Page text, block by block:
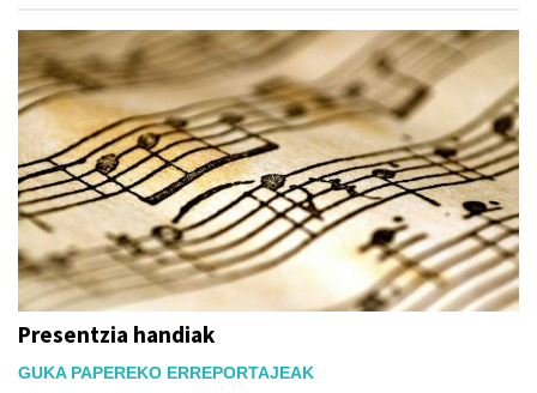
Presentzia handiak
GUKA PAPEREKO ERREPORTAJEAK